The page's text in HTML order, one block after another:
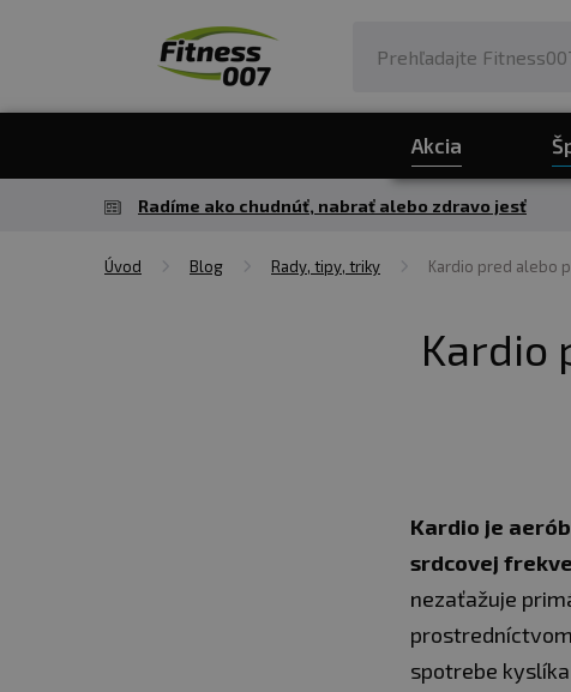
Akcia
Radíme ako chudnúť, nabrať alebo zdravo jesť
Úvod Blog Rady, tipy, triky Kardio pred alebo
Kardio
Kardio je
srdcovej
nezaťažuje
spotrebe